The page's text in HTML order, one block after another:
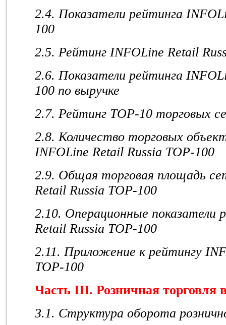
2.4. Показатели рейтинга
100
2.5. Рейтинг INFOLine Retail
2.6. Показатели рейтинга
100 по выручке
2.7. Рейтинг TOP-10 торговых
2.8. Количество торговых
INFOLine Retail Russia TOP-100
2.9. Общая торговая площадь
Retail Russia TOP-100
2.10. Операционные показатели
Retail Russia TOP-100
2.11. Приложение к рейтингу
TOP-100
Часть III. Розничная торговля
3.1. Структура оборота